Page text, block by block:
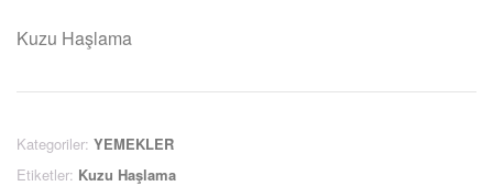
Kuzu Haşlama
Kategoriler: YEMEKLER
Etiketler: Kuzu Haşlama